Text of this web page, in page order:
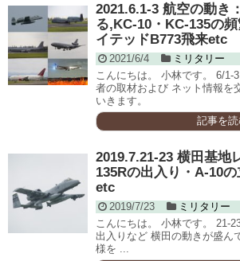
2021.6.1-3 航空の動き
る,KC-10・KC-135の
イテッドB773飛来etc
2021/6/4
ミリタリー
こんにちは。 小林です。 6/1-
者の取材および ネット情報を
いきます。
記事を読
2019.7.21-23 横田基地
135Rの出入り・A-10
etc
2019/7/23
ミリタリー
こんにちは。 小林です。 21-
出入りなど 横田の動きが盛ん
様を ...